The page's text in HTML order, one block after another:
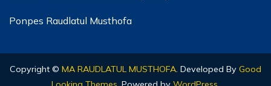
Ponpes Raudlatul Musthofa
Copyright © MA RAUDLATUL MUSTHOFA. Developed By Good